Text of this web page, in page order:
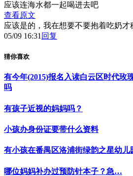
应该连海水都一起喝进去吧
查看原文
应该是的，我在想要不要抱着吃奶才
05/09 16:31 回复
猜你喜欢
有今年(2015)报名入读白云区时代玫
吗
有孩子近视的妈妈吗？
小孩办身份证要带什么资料
有小孩在番禺区洛浦街绿韵之星幼儿
哪位妈妈补办过预防针本子？急…